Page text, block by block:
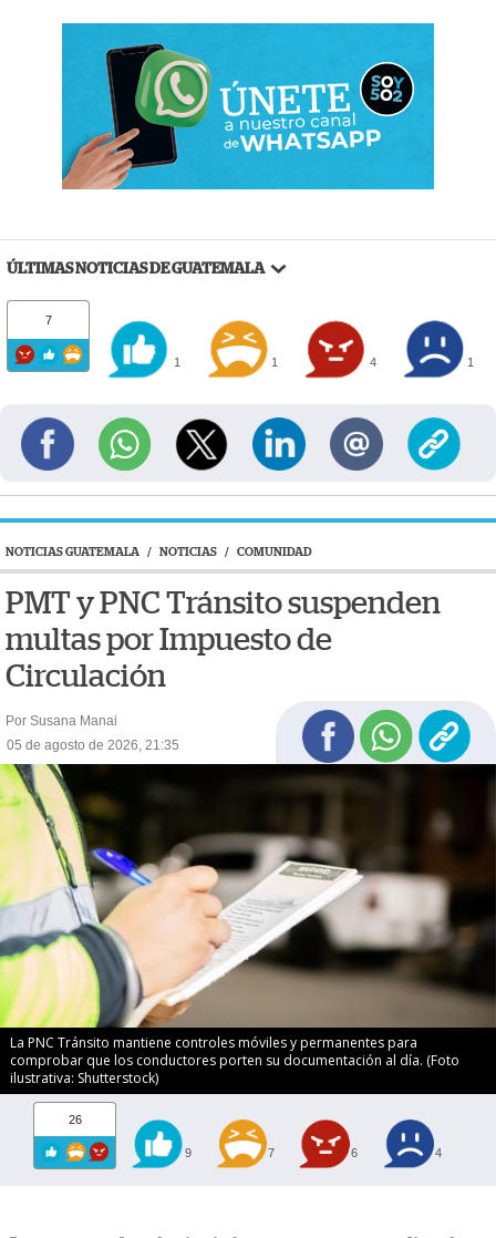
ÚLTIMAS NOTICIAS DE GUATEMALA
7
1 1 4 1
NOTICIAS GUATEMALA / NOTICIAS / COMUNIDAD
PMT y PNC Tránsito suspenden
multas por Impuesto de
Circulación
Por Susana Manai
05 de agosto de 2026, 21:35
La PNC Tránsito mantiene controles móviles y permanentes para
comprobar que los conductores porten su documentación al día. (Foto
ilustrativa: Shutterstock)
26
9 7 6 4